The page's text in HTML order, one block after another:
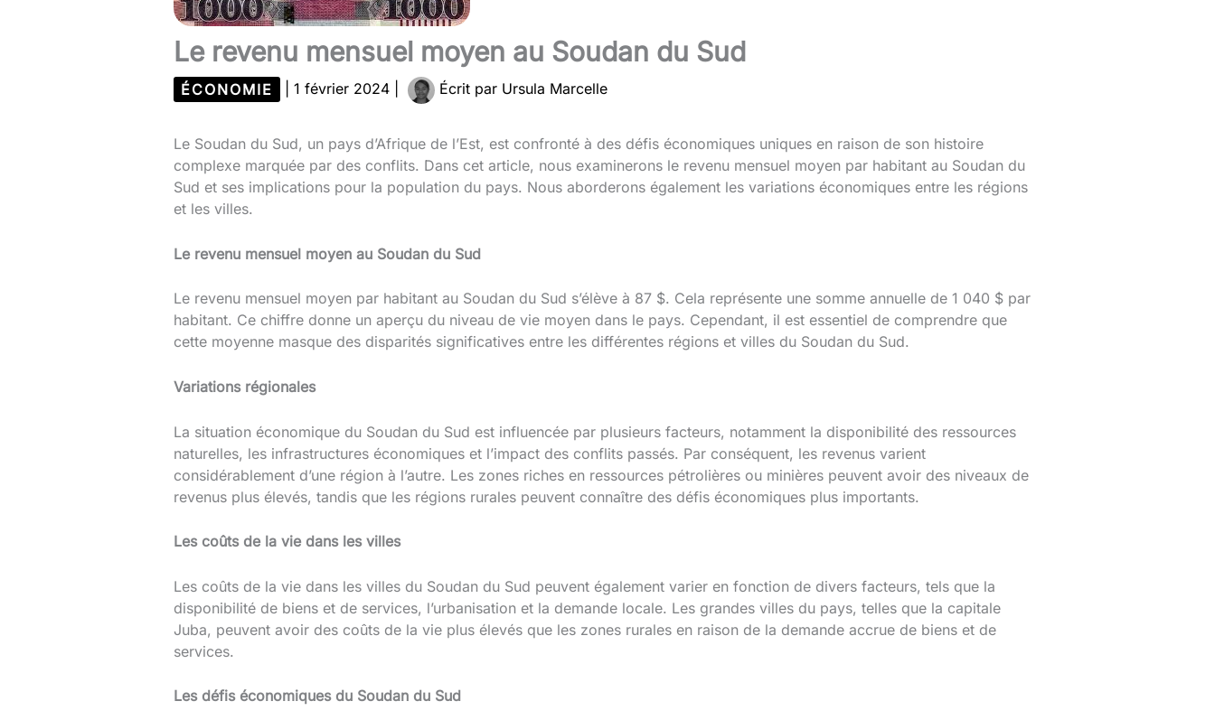
Le revenu mensuel moyen au Soudan du Sud
ÉCONOMIE 1 février 2024 Écrit par Ursula Marcelle
Le Soudan du Sud, un pays d’Afrique de l’Est, est confronté à des défis économiques uniques en raison de son histoire
complexe marquée par des conflits. Dans cet article, nous examinerons le revenu mensuel moyen par habitant au Soudan du
Sud et ses implications pour la population du pays. Nous aborderons également les variations économiques entre les régions
et les villes.
Le revenu mensuel moyen au Soudan du Sud
Le revenu mensuel moyen par habitant au Soudan du Sud s’élève à 87 $. Cela représente une somme annuelle de 1 040 $ par
habitant. Ce chiffre donne un aperçu du niveau de vie moyen dans le pays. Cependant, il est essentiel de comprendre que
cette moyenne masque des disparités significatives entre les différentes régions et villes du Soudan du Sud.
Variations régionales
La situation économique du Soudan du Sud est influencée par plusieurs facteurs, notamment la disponibilité des ressources
naturelles, les infrastructures économiques et l’impact des conflits passés. Par conséquent, les revenus varient
considérablement d’une région à l’autre. Les zones riches en ressources pétrolières ou minières peuvent avoir des niveaux de
revenus plus élevés, tandis que les régions rurales peuvent connaître des défis économiques plus importants.
Les coûts de la vie dans les villes
Les coûts de la vie dans les villes du Soudan du Sud peuvent également varier en fonction de divers facteurs, tels que la
disponibilité de biens et de services, l’urbanisation et la demande locale. Les grandes villes du pays, telles que la capitale
Juba, peuvent avoir des coûts de la vie plus élevés que les zones rurales en raison de la demande accrue de biens et de
services.
Les défis économiques du Soudan du Sud